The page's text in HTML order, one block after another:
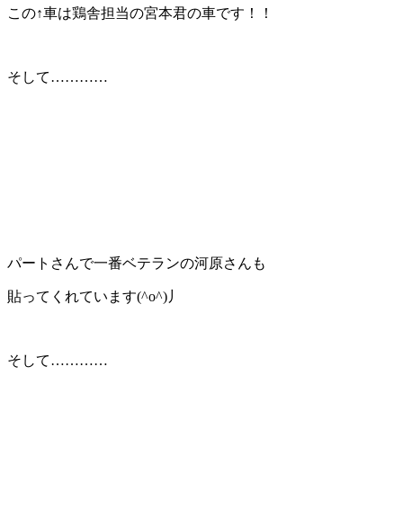
この↑車は鶏舎担当の宮本君の車です！！
そして…………
パートさんで一番ベテランの河原さんも
貼ってくれています(^o^)丿
そして…………